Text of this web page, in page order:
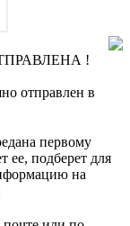
!
отправлен в
первому
ее, подберет для
на